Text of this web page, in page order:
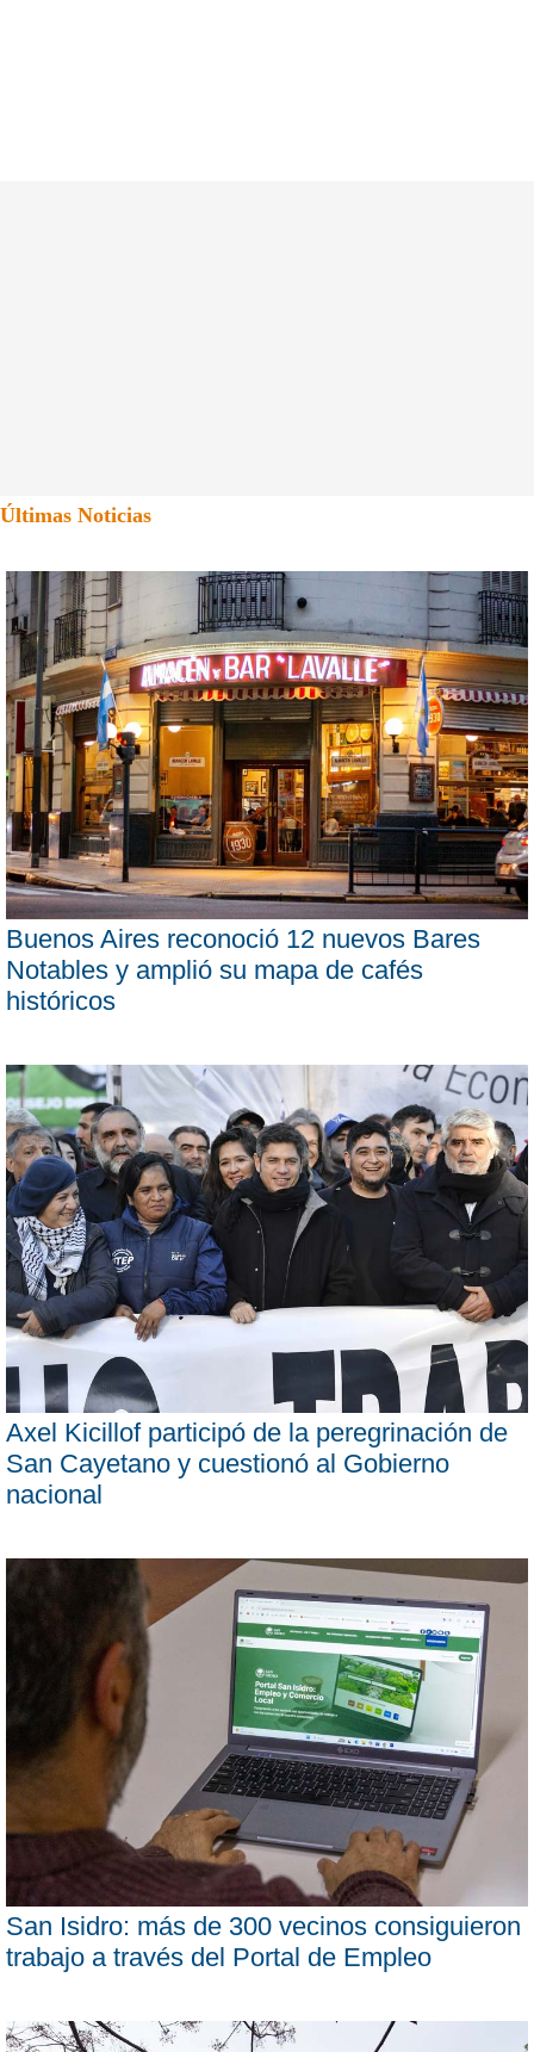
Últimas Noticias
Buenos Aires reconoció 12 nuevos Bares
Notables y amplió su mapa de cafés
históricos
Axel Kicillof participó de la peregrinación de
San Cayetano y cuestionó al Gobierno
nacional
San Isidro: más de 300 vecinos consiguieron
trabajo a través del Portal de Empleo